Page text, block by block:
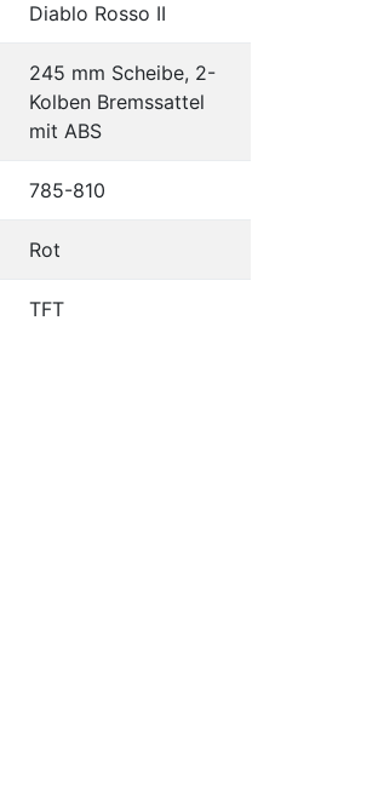
Diablo Rosso II
245 mm Scheibe, 2-
Kolben Bremssattel
mit ABS
785-810
Rot
TFT